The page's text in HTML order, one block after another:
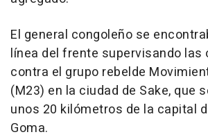
El general congoleño se
línea del frente supervisando las
contra el grupo rebelde
(M23) en la ciudad de Sake, que
unos 20 kilómetros de la capital
Goma.